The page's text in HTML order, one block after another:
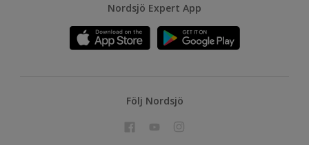
Nordsjö Expert App
Följ Nordsjö